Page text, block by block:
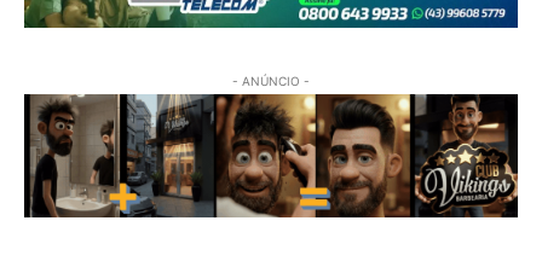
- ANÚNCIO -